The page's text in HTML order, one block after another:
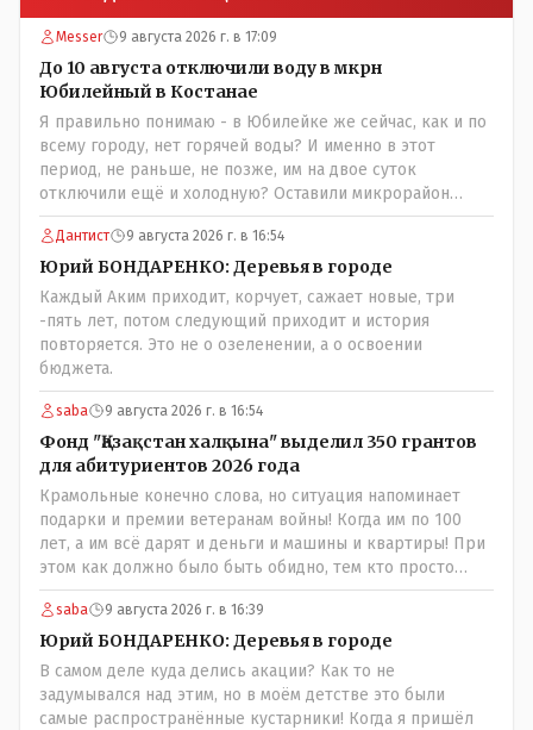
Messer 9 августа 2026 г. в 17:09
До 10 августа отключили воду в мкрн
Юбилейный в Костанае
Я правильно понимаю - в Юбилейке же сейчас, как и по
всему городу, нет горячей воды? И именно в этот
период, не раньше, не позже, им на двое суток
отключили ещё и холодную? Оставили микрорайон
вообще без воды?
Дантист 9 августа 2026 г. в 16:54
Юрий БОНДАРЕНКО: Деревья в городе
Каждый Аким приходит, корчует, сажает новые, три
-пять лет, потом следующий приходит и история
повторяется. Это не о озеленении, а о освоении
бюджета.
saba 9 августа 2026 г. в 16:54
Фонд "Қазақстан халқына" выделил 350 грантов
для абитуриентов 2026 года
Крамольные конечно слова, но ситуация напоминает
подарки и премии ветеранам войны! Когда им по 100
лет, а им всё дарят и деньги и машины и квартиры! При
этом как должно было быть обидно, тем кто просто
выживал в эти годы отказывая себе во всём и работая
для фронта! Не всем повезло и получить медаль" За
доблестный труд в годы ВОВ", там хоть какие то льготы
были! А тут? Может всё таки стоит оценивать по
степени заинтересованности в высшем образовании, а
не по степени того , как тебе не повезло в жизни?
saba 9 августа 2026 г. в 16:39
Юрий БОНДАРЕНКО: Деревья в городе
В самом деле куда делись акации? Как то не
задумывался над этим, но в моём детстве это были
самые распространённые кустарники! Когда я пришёл